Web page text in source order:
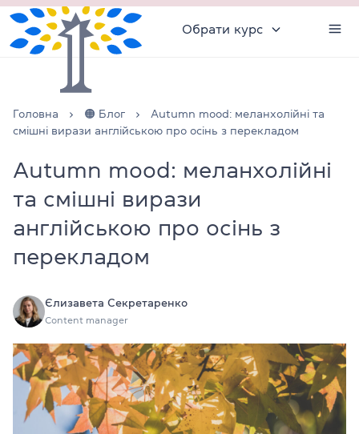
Обрати курс
Головна 🟠 Блог
Autumn mood: меланхолійні та
смішні вирази англійською про осінь з перекладом
Autumn mood: меланхолійні
та смішні вирази
англійською про осінь з
перекладом
Єлизавета Секретаренко
Content manager